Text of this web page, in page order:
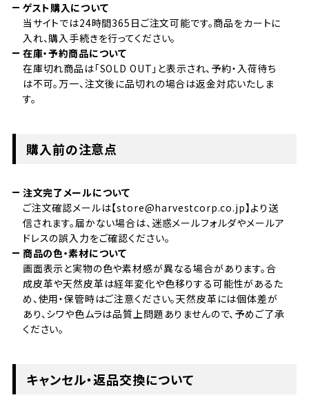
ゲスト購入について
当サイトでは24時間365日ご注文可能です。商品をカートに
入れ、購入手続きを行ってください。
在庫・予約商品について
在庫切れ商品は「SOLD OUT」と表示され、予約・入荷待ち
は不可。万一、注文後に品切れの場合は返金対応いたしま
す。
購入前の注意点
注文完了メールについて
ご注文確認メールは【store@harvestcorp.co.jp】より送
信されます。届かない場合は、迷惑メールフォルダやメールア
ドレスの誤入力をご確認ください。
商品の色・素材について
画面表示と実物の色や素材感が異なる場合があります。合
成皮革や天然皮革は経年変化や色移りする可能性があるた
め、使用・保管時はご注意ください。天然皮革には個体差が
あり、シワや色ムラは品質上問題ありませんので、予めご了承
ください。
キャンセル・返品交換について